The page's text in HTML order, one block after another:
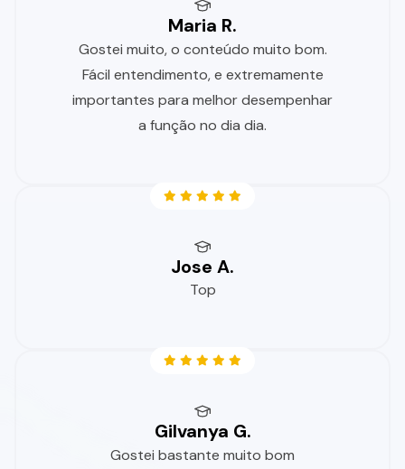
Maria R.
Gostei muito, o conteúdo muito bom.
Fácil entendimento, e extremamente
importantes para melhor desempenhar
a função no dia dia.
Jose A.
Top
Gilvanya G.
Gostei bastante muito bom